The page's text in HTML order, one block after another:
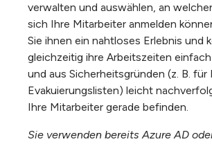
verwalten und auswählen, an
sich Ihre Mitarbeiter anmelden
Sie ihnen ein nahtloses Erlebnis und
gleichzeitig ihre Arbeitszeiten
und aus Sicherheitsgründen (z. B. für
Evakuierungslisten) leicht
Ihre Mitarbeiter gerade befinden.
Sie verwenden bereits Azure AD